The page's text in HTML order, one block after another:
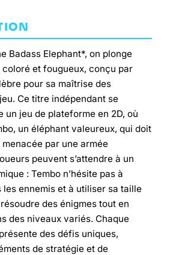
Badass Elephant*, on plonge
et fougueux, conçu par
pour sa maîtrise des
Ce titre indépendant se
un jeu de plateforme en 2D, où
un éléphant valeureux, qui doit
par une armée
peuvent s’attendre à un
: Tembo n’hésite pas à
ennemis et à utiliser sa taille
des énigmes tout en
des niveaux variés. Chaque
des défis uniques,
de stratégie et de